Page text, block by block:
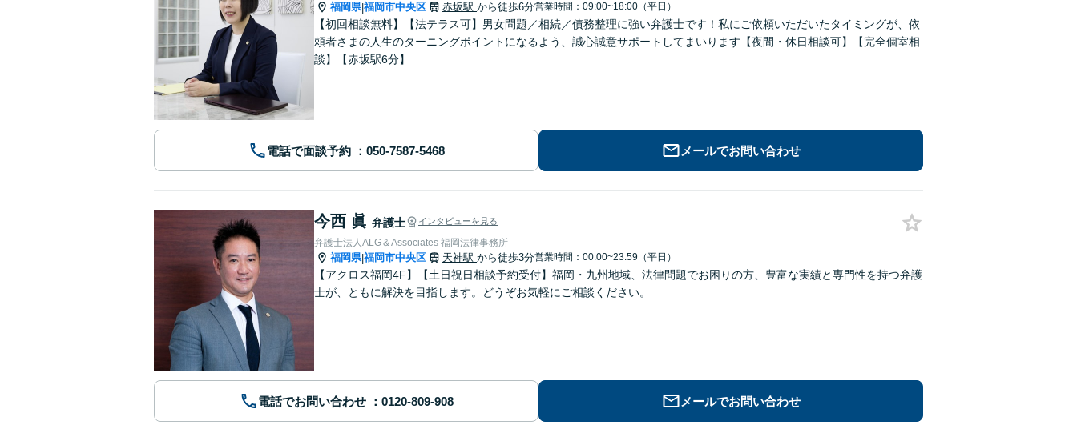
福岡県|福岡市中央区 赤坂駅 から徒歩6分営業時間：09:00~18:00（平日）
【初回相談無料】【法テラス可】男女問題／相続／債務整理に強い弁護士です！私にご依頼いただいたタイミングが、依
頼者さまの人生のターニングポイントになるよう、誠心誠意サポートしてまいります【夜間・休日相談可】【完全個室相
談】【赤坂駅6分】
電話で面談予約 メールでお問い合わせ
今西 眞 弁護士 インタビューを見る
弁護士法人ALG＆Associates 福岡法律事務所
福岡県|福岡市中央区 天神駅 から徒歩3分営業時間：00:00~23:59（平日）
【アクロス福岡4F】【土日祝日相談予約受付】福岡・九州地域、法律問題でお困りの方、豊富な実績と専門性を持つ弁護
士が、ともに解決を目指します。どうぞお気軽にご相談ください。
電話でお問い合わせ メールでお問い合わせ